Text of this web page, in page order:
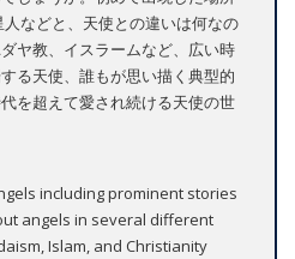
などと、天使との違いは何なの
ヤ教、イスラームなど、広い時
る天使、誰もが思い描く典型的
を超えて愛され続ける天使の世
including prominent stories
angels in several different
Islam, and Christianity